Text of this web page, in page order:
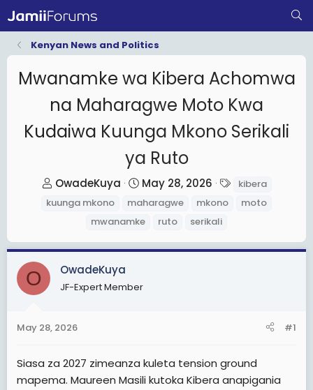
Kenyan News and Politics
Mwanamke wa Kibera Achomwa
na Maharagwe Moto Kwa
Kudaiwa Kuunga Mkono Serikali
ya Ruto
T
h
a
d
r
e
r
OwadeKuya
S
t
t
a
May 28, 2026
kibera
kuunga mkono
maharagwe mkono
moto
mwanamke
ruto serikali
O OwadeKuya
JF-Expert Member
May 28, 2026 #1
Siasa za 2027 zimeanza kuleta tension ground
mapema. Maureen Masili kutoka Kibera anapigania